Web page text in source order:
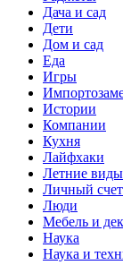
Дача и сад
Дети
Дом и сад
Еда
Игры
Истории
Компании
Кухня
Лайфхаки
Летние виды
Личный счет
Люди
Мебель и
Наука
Наука и